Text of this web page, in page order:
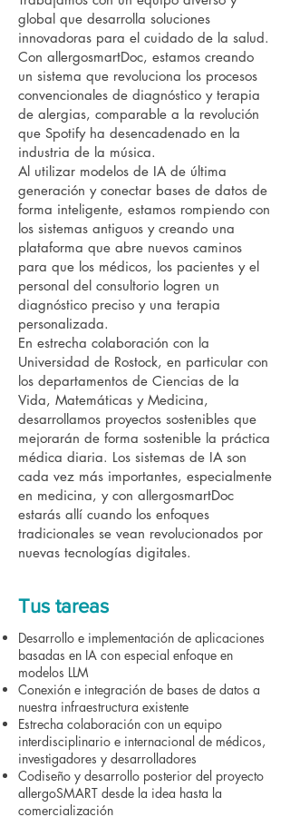
global que desarrolla soluciones
innovadoras para el cuidado de la salud.
Con allergosmartDoc, estamos creando
un sistema que revoluciona los procesos
convencionales de diagnóstico y terapia
de alergias, comparable a la revolución
que Spotify ha desencadenado en la
industria de la música.
Al utilizar modelos de IA de última
generación y conectar bases de datos de
forma inteligente, estamos rompiendo con
los sistemas antiguos y creando una
plataforma que abre nuevos caminos
para que los médicos, los pacientes y el
personal del consultorio logren un
diagnóstico preciso y una terapia
personalizada.
En estrecha colaboración con la
Universidad de Rostock, en particular con
los departamentos de Ciencias de la
Vida, Matemáticas y Medicina,
desarrollamos proyectos sostenibles que
mejorarán de forma sostenible la práctica
médica diaria. Los sistemas de IA son
cada vez más importantes, especialmente
en medicina, y con allergosmartDoc
estarás allí cuando los enfoques
tradicionales se vean revolucionados por
nuevas tecnologías digitales.
Tus tareas
Desarrollo e implementación de aplicaciones
basadas en IA con especial enfoque en
modelos LLM
Conexión e integración de bases de datos a
nuestra infraestructura existente
Estrecha colaboración con un equipo
interdisciplinario e internacional de médicos,
investigadores y desarrolladores
Codiseño y desarrollo posterior del proyecto
allergoSMART desde la idea hasta la
comercialización